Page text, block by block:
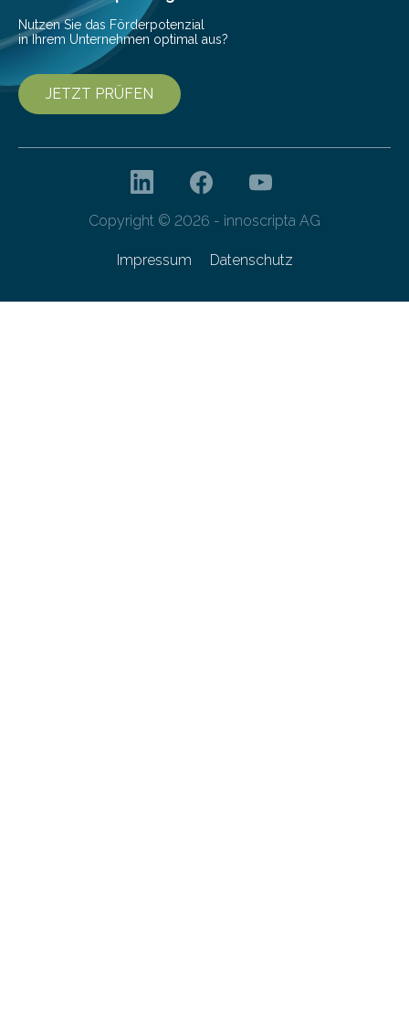
Nutzen Sie das Förderpotenzial
in Ihrem Unternehmen optimal aus?
JETZT PRÜFEN
Copyright © 2026 - innoscripta AG
Impressum Datenschutz